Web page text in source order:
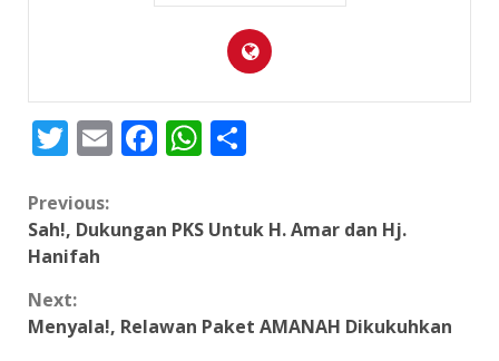
Twitter
EmailFacebook
WhatsApp
Continue
Reading
Previous:
Sah!, Dukungan PKS Untuk H. Amar dan Hj.
Hanifah
Next:
Menyala!, Relawan Paket AMANAH Dikukuhkan